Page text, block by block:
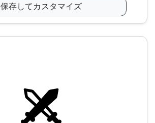
保存してカスタマイズ